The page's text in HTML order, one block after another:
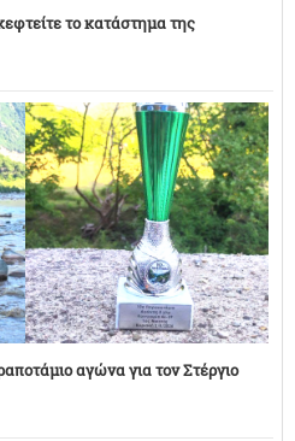
το κατάστημα της
αγώνα για τον Στέργιο